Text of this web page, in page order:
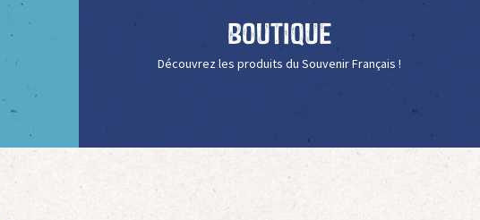
Boutique
Découvrez les produits du Souvenir Français !